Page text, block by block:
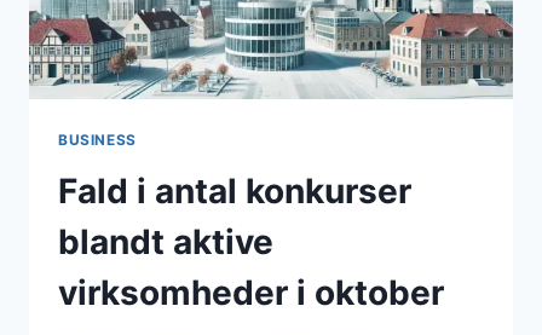
BUSINESS
Fald i antal konkurser
blandt aktive
virksomheder i oktober